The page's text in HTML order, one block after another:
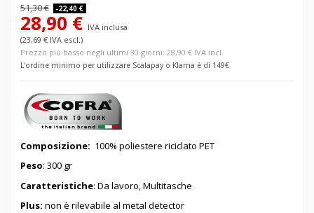
51,30 € -22,40 €
28,90 € IVA inclusa
(23,69 € IVA escl.)
Prezzo più basso negli ultimi 30 giorni: 28,90 € IVA incl.
L'ordine minimo per utilizzare Scalapay o Klarna è di 149€
Composizione: 100% poliestere riciclato PET
Peso: 300 gr
Caratteristiche: Da lavoro, Multitasche
Plus: non è rilevabile al metal detector